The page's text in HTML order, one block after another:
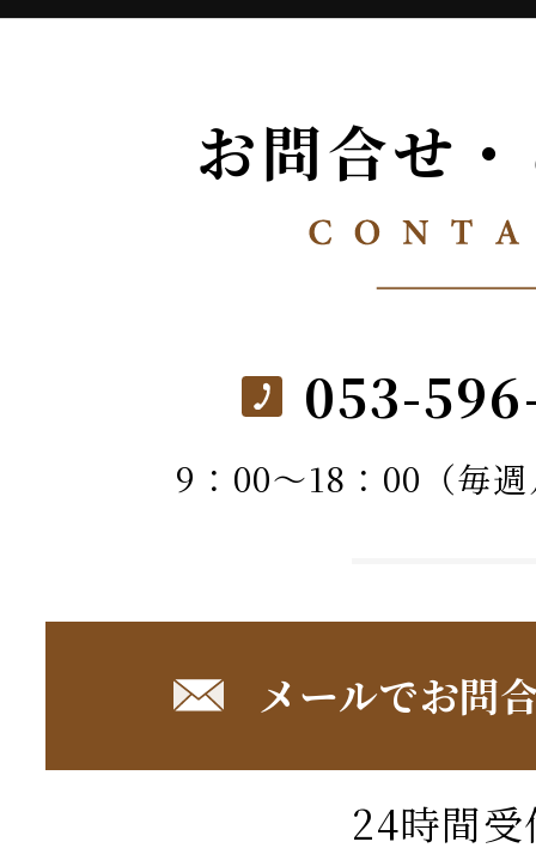
お問合せ
053-
9：00～18：00（毎
メールでお問
24時間受